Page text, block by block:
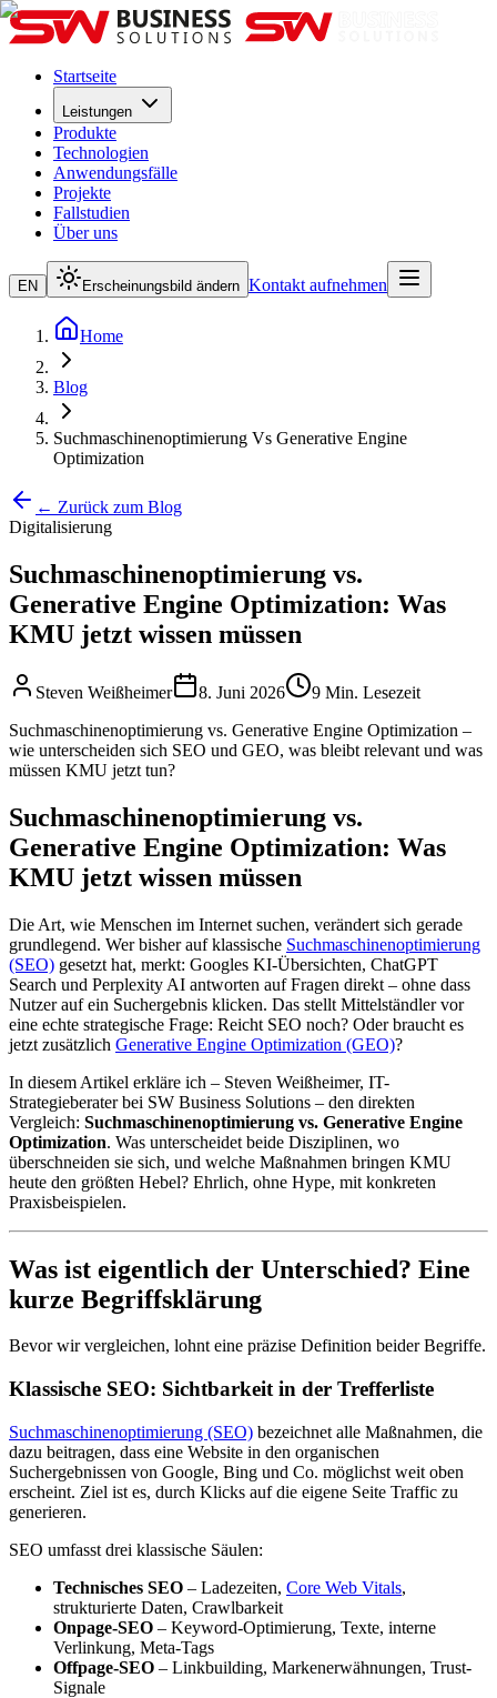
Startseite
Leistungen
Produkte
Technologien
Anwendungsfälle
Projekte
Fallstudien
Über uns
EN Erscheinungsbild ändern Kontakt aufnehmen
Home
Blog
Suchmaschinenoptimierung Vs Generative Engine
Optimization
← Zurück zum Blog
Digitalisierung
Suchmaschinenoptimierung vs.
Generative Engine Optimization: Was
KMU jetzt wissen müssen
Steven Weißheimer 8. Juni 2026
9 Min. Lesezeit
Suchmaschinenoptimierung vs. Generative Engine Optimization –
wie unterscheiden sich SEO und GEO, was bleibt relevant und was
müssen KMU jetzt tun?
Suchmaschinenoptimierung vs.
Generative Engine Optimization: Was
KMU jetzt wissen müssen
Die Art, wie Menschen im Internet suchen, verändert sich gerade
grundlegend. Wer bisher auf klassische Suchmaschinenoptimierung
(SEO) gesetzt hat, merkt: Googles KI-Übersichten, ChatGPT
Search und Perplexity AI antworten auf Fragen direkt – ohne dass
Nutzer auf ein Suchergebnis klicken. Das stellt Mittelständler vor
eine echte strategische Frage: Reicht SEO noch? Oder braucht es
jetzt zusätzlich Generative Engine Optimization (GEO)?
In diesem Artikel erkläre ich – Steven Weißheimer, IT-
Strategieberater bei SW Business Solutions – den direkten
Vergleich: Suchmaschinenoptimierung vs. Generative Engine
Optimization. Was unterscheidet beide Disziplinen, wo
überschneiden sie sich, und welche Maßnahmen bringen KMU
heute den größten Hebel? Ehrlich, ohne Hype, mit konkreten
Praxisbeispielen.
Was ist eigentlich der Unterschied? Eine
kurze Begriffsklärung
Bevor wir vergleichen, lohnt eine präzise Definition beider Begriffe.
Klassische SEO: Sichtbarkeit in der Trefferliste
Suchmaschinenoptimierung (SEO) bezeichnet alle Maßnahmen, die
dazu beitragen, dass eine Website in den organischen
Suchergebnissen von Google, Bing und Co. möglichst weit oben
erscheint. Ziel ist es, durch Klicks auf die eigene Seite Traffic zu
generieren.
SEO umfasst drei klassische Säulen:
Technisches SEO – Ladezeiten, Core Web Vitals,
strukturierte Daten, Crawlbarkeit
Onpage-SEO – Keyword-Optimierung, Texte, interne
Verlinkung, Meta-Tags
Offpage-SEO – Linkbuilding, Markenerwähnungen, Trust-
Signale